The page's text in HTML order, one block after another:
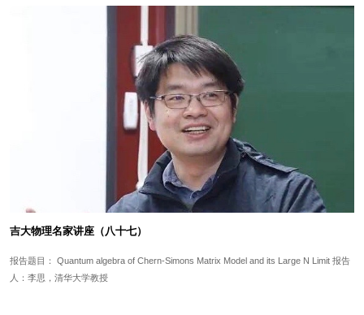
吉大物理名家讲座（八十七）
报告题目： Quantum algebra of Chern-Simons Matrix Model and its Large N Limit 报告
人：李思，清华大学教授